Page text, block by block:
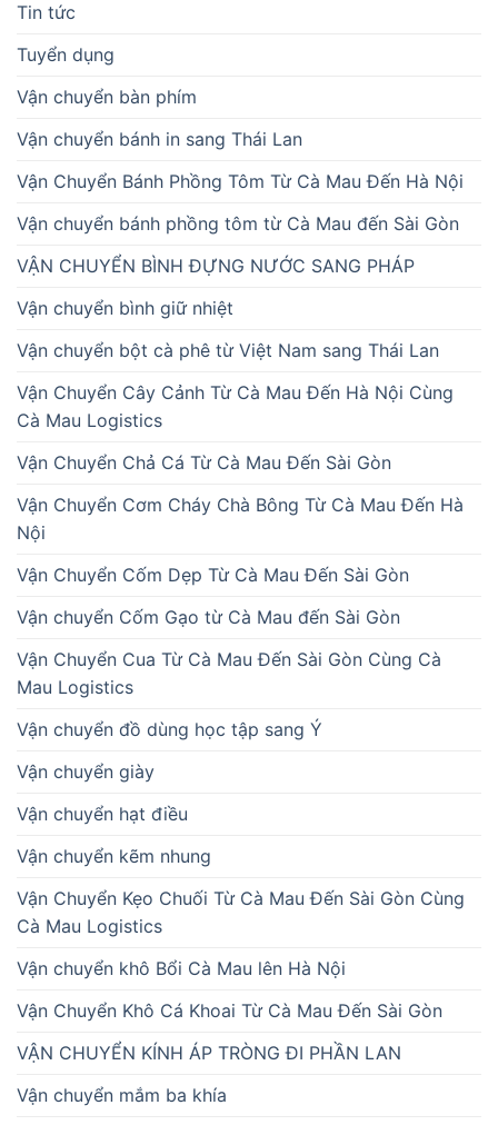
Tin tức
Tuyển dụng
Vận chuyển bàn phím
Vận chuyển bánh in sang Thái Lan
Vận Chuyển Bánh Phồng Tôm Từ Cà Mau Đến Hà Nội
Vận chuyển bánh phồng tôm từ Cà Mau đến Sài Gòn
VẬN CHUYỂN BÌNH ĐỰNG NƯỚC SANG PHÁP
Vận chuyển bình giữ nhiệt
Vận chuyển bột cà phê từ Việt Nam sang Thái Lan
Vận Chuyển Cây Cảnh Từ Cà Mau Đến Hà Nội Cùng
Cà Mau Logistics
Vận Chuyển Chả Cá Từ Cà Mau Đến Sài Gòn
Vận Chuyển Cơm Cháy Chà Bông Từ Cà Mau Đến Hà
Nội
Vận Chuyển Cốm Dẹp Từ Cà Mau Đến Sài Gòn
Vận chuyển Cốm Gạo từ Cà Mau đến Sài Gòn
Vận Chuyển Cua Từ Cà Mau Đến Sài Gòn Cùng Cà
Mau Logistics
Vận chuyển đồ dùng học tập sang Ý
Vận chuyển giày
Vận chuyển hạt điều
Vận chuyển kẽm nhung
Vận Chuyển Kẹo Chuối Từ Cà Mau Đến Sài Gòn Cùng
Cà Mau Logistics
Vận chuyển khô Bổi Cà Mau lên Hà Nội
Vận Chuyển Khô Cá Khoai Từ Cà Mau Đến Sài Gòn
VẬN CHUYỂN KÍNH ÁP TRÒNG ĐI PHẦN LAN
Vận chuyển mắm ba khía